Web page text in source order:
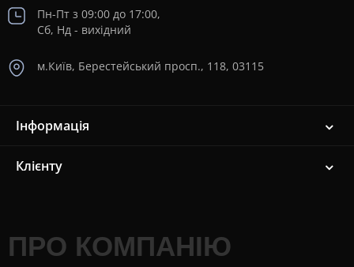
Пн-Пт з 09:00 до 17:00,
Сб, Нд - вихідний
м.Київ, Берестейський просп., 118, 03115
Інформація
Клієнту
ПРО КОМПАНІЮ